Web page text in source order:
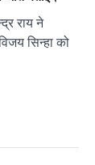
राय ने
सिन्हा को